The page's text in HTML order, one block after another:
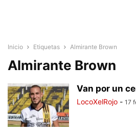
Inicio Etiquetas Almirante Brown
Almirante Brown
Van por un
LocoXelRojo - 17